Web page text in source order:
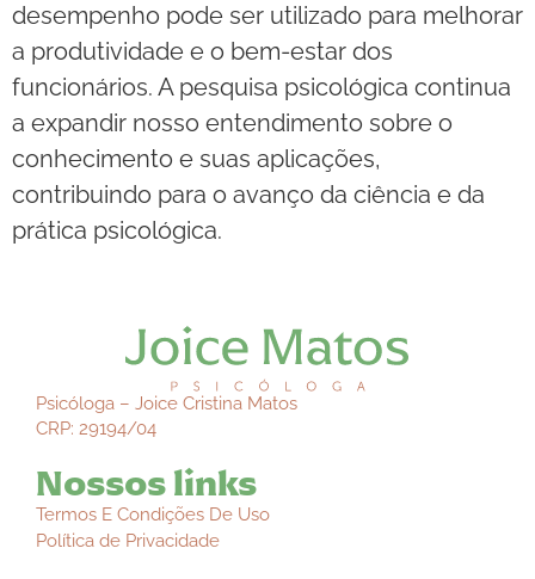
desempenho pode ser utilizado para melhorar
a produtividade e o bem-estar dos
funcionários. A pesquisa psicológica continua
a expandir nosso entendimento sobre o
conhecimento e suas aplicações,
contribuindo para o avanço da ciência e da
prática psicológica.
Psicóloga – Joice Cristina Matos
CRP: 29194/04
Nossos links
Termos E Condições De Uso
Política de Privacidade